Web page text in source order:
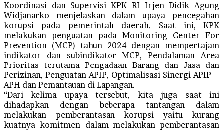
Koordinasi dan Supervisi KPK RI Irjen Didik Agung
Widjanarko menjelaskan dalam upaya pencegahan
korupsi pada pemerintah daerah. Saat ini, KPK
melakukan penguatan pada Monitoring Center For
Prevention (MCP) tahun 2024 dengan mempertajam
indikator dan subindikator MCP, Pendalaman Area
Prioritas terutama Pengadaan Barang dan Jasa dan
Perizinan, Penguatan APIP, Optimalisasi Sinergi APIP –
APH dan Pemantauan di Lapangan.
“Dari kelima upaya tersebut, kita juga saat ini
dihadapkan dengan beberapa tantangan dalam
melakukan pemberantasan korupsi yaitu kurang
kuatnya komitmen dalam melakukan pemberantasan